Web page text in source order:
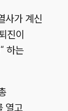
사가 계신
진이
하는
열고